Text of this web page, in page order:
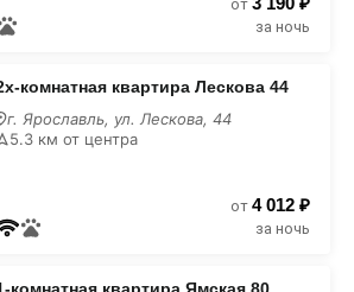
от
за ночь
комнатная квартира Лескова 44
г. Ярославль, ул. Лескова, 44
5.3 км от центра
от 4 012 ₽
за ночь